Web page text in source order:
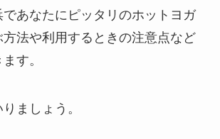
あなたにピッタリのホットヨガ
方法や利用するときの注意点など
す。
ましょう。